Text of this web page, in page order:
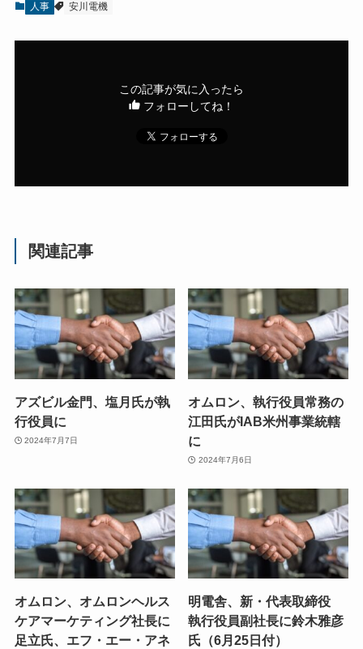
人事 安川電機
この記事が気に入ったら
フォローしてね！
関連記事
アズビル金門、塩月氏が執
行役員に
2024年7月7日
オムロン、執行役員常務の
江田氏がIAB米州事業統轄
に
2024年7月6日
オムロン、オムロンヘルス
ケアマーケティング社長に
足立氏、エフ・エー・アネ
明電舎、新・代表取締役
執行役員副社長に鈴木雅彦
氏（6月25日付）